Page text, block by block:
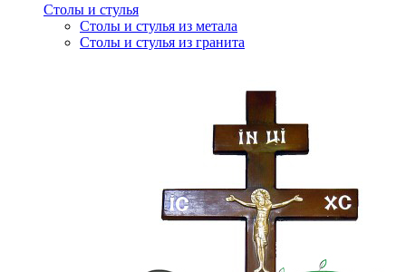
Столы и стулья
Столы и стулья из метала
Столы и стулья из гранита